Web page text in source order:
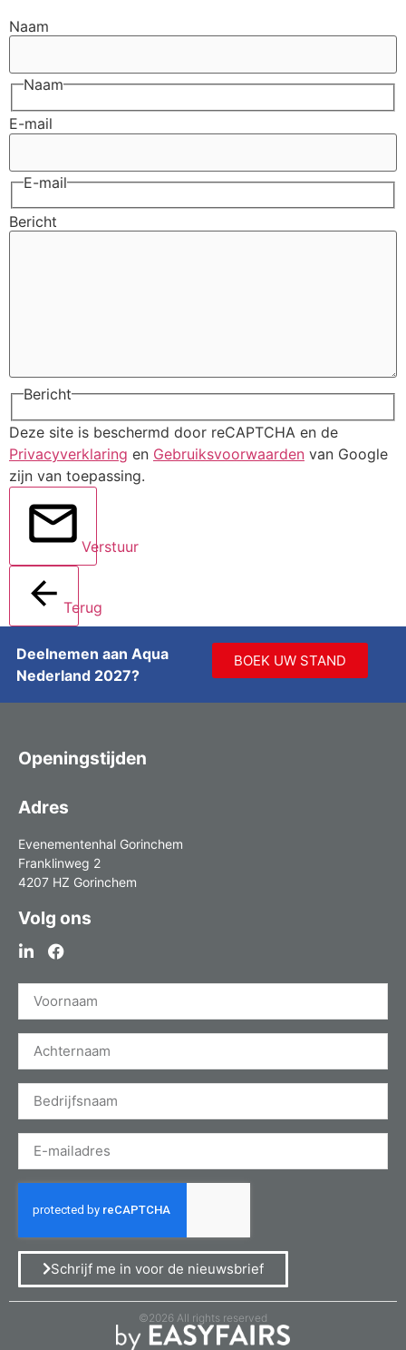
Naam
Naam
E-mail
E-mail
Bericht
Bericht
Deze site is beschermd door reCAPTCHA en de
Privacyverklaring en Gebruiksvoorwaarden van Google
zijn van toepassing.
Verstuur
Terug
Deelnemen aan Aqua
Nederland 2027?
BOEK UW STAND
Openingstijden
Adres
Evenementenhal Gorinchem
Franklinweg 2
4207 HZ Gorinchem
Volg ons
Schrijf me in voor de nieuwsbrief
©2026 All rights reserved